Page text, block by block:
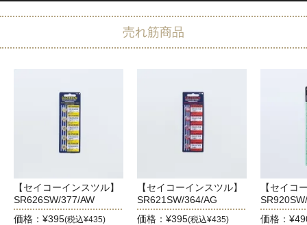
売れ筋商品
【セイコーインスツル】
SR626SW/377/AW
価格：¥395(税込¥435)
【セイコーインスツル】
SR621SW/364/AG
価格：¥395(税込¥435)
【セイコ
価格：